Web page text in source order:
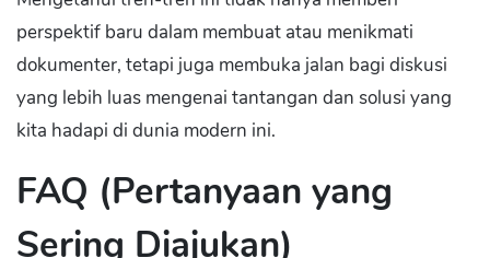
perspektif baru dalam membuat atau menikmati
dokumenter, tetapi juga membuka jalan bagi diskusi
yang lebih luas mengenai tantangan dan solusi yang
kita hadapi di dunia modern ini.
FAQ (Pertanyaan yang
Sering Diajukan)